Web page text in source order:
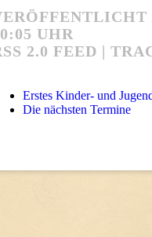
UHR
2.0 FEED
Erstes Kinder- und
Die nächsten Termine